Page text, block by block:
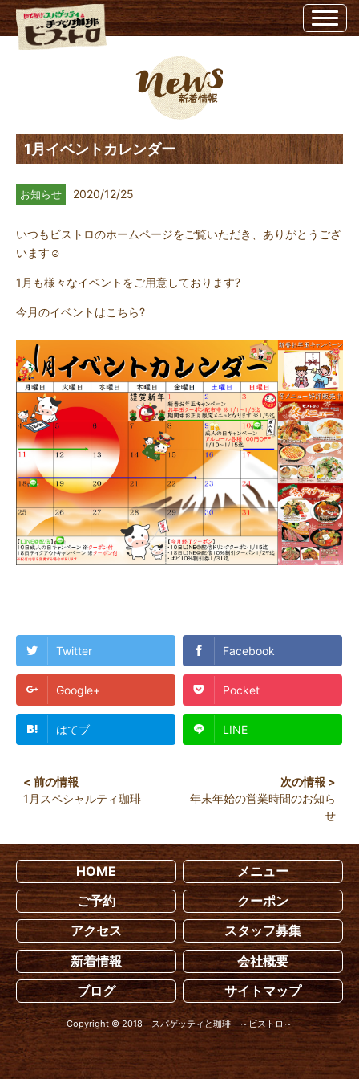
1月イベントカレンダー | 埼玉県越谷市のビストロ埼玉県越谷市のビストロ
1月イベントカレンダー
お知らせ 2020/12/25
いつもビストロのホームページをご覧いただき、ありがとうござ
います☺
1月も様々なイベントをご用意しております?
今月のイベントはこちら?
Twitter Facebook
Google+ Pocket
はてブ LINE
1月スペシャルティ珈琲
年末年始の営業時間のお知ら
せ
HOME
メニュー
ご予約
クーポン
アクセス
スタッフ募集
新着情報
会社概要
ブログ
サイトマップ
Copyright © 2018 スパゲッティと珈琲 ～ビストロ～